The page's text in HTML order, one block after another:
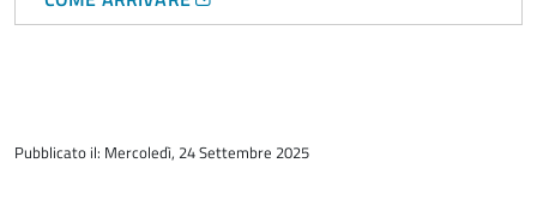
del
Pubblicato il: Mercoledì, 24 Settembre 2025